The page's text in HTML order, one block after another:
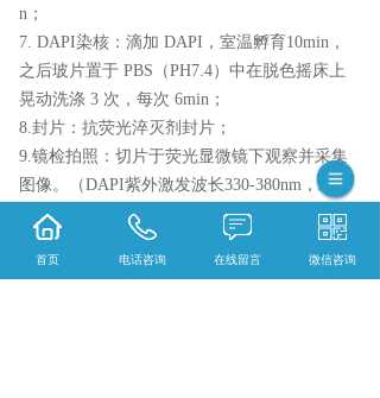
n；
7. DAPI染核：滴加 DAPI，室温孵育10min，
之后玻片置于 PBS（PH7.4）中在脱色摇床上
晃动洗涤 3 次，每次 6min；
8.封片：抗荧光淬灭剂封片；
9.镜检拍照：切片于荧光显微镜下观察并采集
图像。（DAPI紫外激发波长330-380nm，发射
波长420nm，发蓝光；FITC激发波长465-495n
m，发射波长515-555 nm，发绿光；CY3激发波
长510-560，发射波长590nm，发红光）。
首页 电话咨询 在线留言 微信咨询